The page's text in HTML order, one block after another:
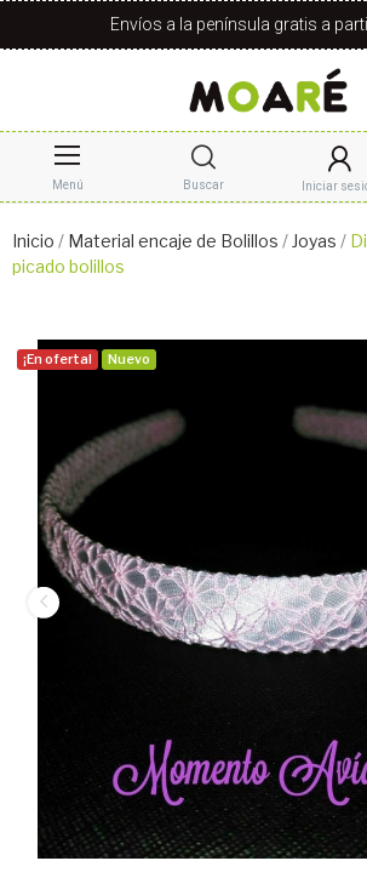
Envíos a la península gratis a
Menú Buscar Iniciar
Inicio Material encaje de Bolillos Joyas
picado bolillos
¡En oferta! Nuevo